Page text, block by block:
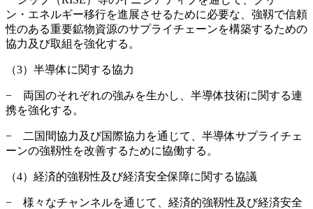
ン・エネルギー移行を進展させるために必要な、強靱で信頼
性のある重要鉱物資源のサプライチェーンを構築するための
協力及び取組を強化する。
（3）半導体に関する協力
− 両国のそれぞれの強みを生かし、半導体技術に関する連
携を強化する。
− 二国間協力及び国際協力を通じて、半導体サプライチェ
ーンの強靱性を改善するために協働する。
（4）経済的強靱性及び経済安全保障に関する協議
− 様々なチャンネルを通じて、経済的強靱性及び経済安全